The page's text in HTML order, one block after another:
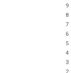
9
8
7
6
5
4
3